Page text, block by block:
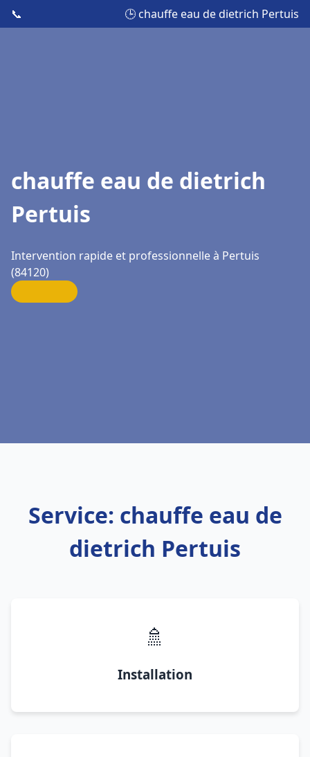
📞 🕒 chauffe eau de dietrich Pertuis
chauffe eau de dietrich
Pertuis
Intervention rapide et professionnelle à Pertuis
(84120)
Service: chauffe eau de
dietrich Pertuis
🚿
Installation